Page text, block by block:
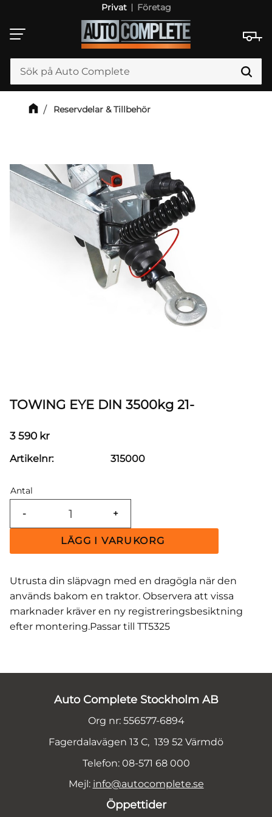
Meny
Privat Företag
Reservdelar & Tillbehör
TOWING EYE DIN 3500kg 21-
3 590 kr
Antal
+
-
Artikelnr 315000
Utrusta din släpvagn med en dragögla när den
används bakom en traktor. Observera att vissa
marknader kräver en ny registreringsbesiktning
efter montering.Passar till TT5325
Auto Complete Stockholm AB
Org nr: 556577-6894
Fagerdalavägen 13 C, 139 52 Värmdö
Telefon: 08-571 68 000
Mejl: info@autocomplete.se
Öppettider